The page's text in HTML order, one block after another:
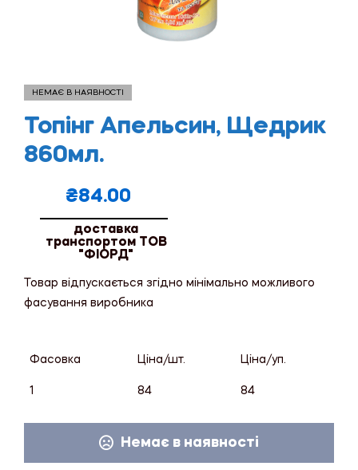
НЕМАЄ В НАЯВНОСТІ
Топінг Апельсин, Щедрик
860мл.
₴84.00
доставка
транспортом ТОВ
"ФІОРД"
Товар відпускається згідно мінімально можливого
фасування виробника
Фасовка Ціна/шт. Ціна/уп.
1 84 84
Немає в наявності